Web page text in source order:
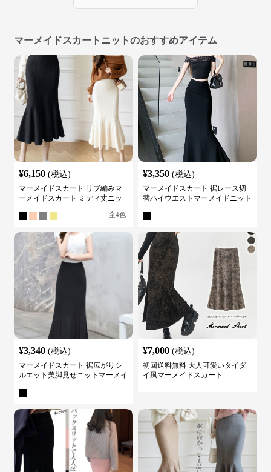
マーメイドスカートニットのおすすめアイテム
¥6,150 (税込)
マーメイドスカート リブ編みマ
ーメイドスカート ミディ丈ニッ
全4色
¥3,350 (税込)
マーメイドスカート 裾レース切
替ハイウエストマーメイドニット
¥3,340 (税込)
マーメイドスカート 裾広がりシ
ルエット美脚見せニットマーメイ
¥7,000 (税込)
初回送料無料 大人可愛いタイダ
イ風マーメイドスカート